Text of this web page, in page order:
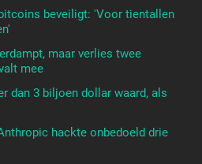
beveiligt: 'Voor tientallen
maar verlies twee
mee
dan 3 biljoen dollar waard, als
hackte onbedoeld drie